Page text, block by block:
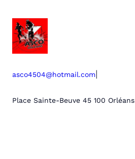
asco4504@hotmail.com
Place Sainte-Beuve 45 100 Orléans